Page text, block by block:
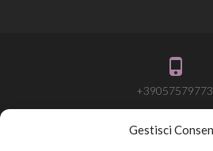
Gestisci